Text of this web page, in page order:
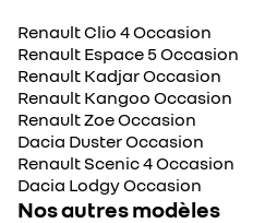
Renault Clio 4 Occasion
Renault Espace 5 Occasion
Renault Kadjar Occasion
Renault Kangoo Occasion
Renault Zoe Occasion
Dacia Duster Occasion
Renault Scenic 4 Occasion
Dacia Lodgy Occasion
Nos autres modèles